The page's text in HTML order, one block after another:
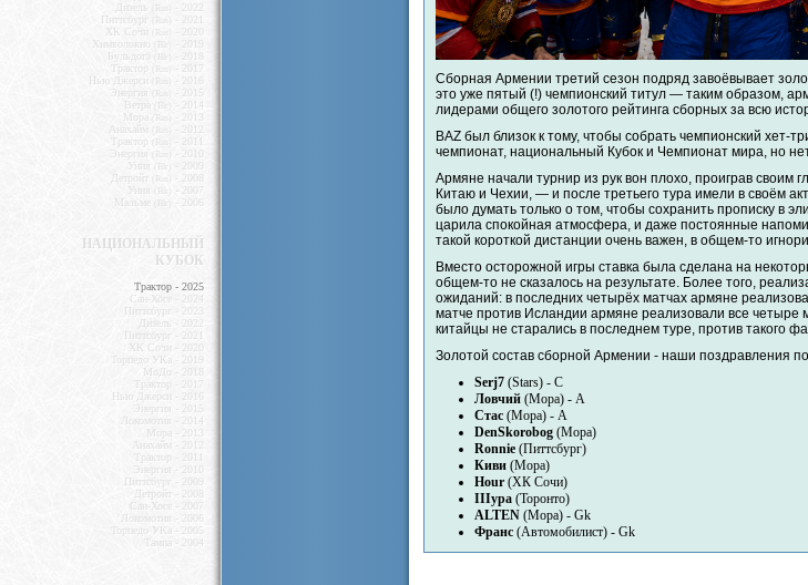
Дизель
(Rus)
- 2022
Питтсбург
(Rus)
- 2021
ХК Сочи
(Rus)
- 2020
Химволокно
(Blr)
- 2019
Бульдогз
- 2018
Трактор
(Rus)
- 2017
Нью Джерси
(Rus)
- 2016
Энергия
- 2015
Ветра
(Blr)
- 2014
Мора
(Rus)
- 2013
Анахайм
(Rus)
- 2012
Трактор
(Rus)
- 2011
Энергия
(Rus)
- 2010
Уния
(Blr)
- 2009
Детройт
- 2008
Уния
(Blr)
- 2007
Мальме
- 2006
НАЦИОНАЛЬНЫЙ
КУБОК
Трактор - 2025
Сан-Хосе - 2024
Питтсбург - 2023
Дизель - 2022
Питтсбург - 2021
ХК Сочи - 2020
Торпедо УКа - 2019
МоДо - 2018
Трактор - 2017
Нью Джерси - 2016
Энергия - 2015
Локомотив - 2014
Мора - 2013
Анахайм - 2012
Трактор - 2011
Энергия - 2010
Питтсбург - 2009
Детройт - 2008
Сан-Хосе - 2007
Локомотив - 2006
Торпедо УКа - 2005
Тампа - 2004
Cборная Армении третий сезон подряд завоёвывает
это уже пятый (!) чемпионский титул — таким образом,
лидерами общего золотого рейтинга сборных за всю
BAZ был близок к тому, чтобы собрать чемпионский хет-
чемпионат, национальный Кубок и Чемпионат мира, но
Армяне начали турнир из рук вон плохо, проиграв своим
Китаю и Чехии, — и после третьего тура имели в своём
было думать только о том, чтобы сохранить прописку в
царила спокойная атмосфера, и даже постоянные
такой короткой дистанции очень важен, в общем-то
Вместо осторожной игры ставка была сделана на
общем-то не сказалось на результате. Более того,
ожиданий: в последних четырёх матчах армяне
матче против Исландии армяне реализовали все четыре
китайцы не старались в последнем туре, против такого
Золотой состав сборной Армении - наши поздравления
Serj7 (Stars) - C
Ловчий (Мора) - A
Стас (Мора) - A
DenSkorobog (Мора)
Ronnie (Питтсбург)
Киви (Мора)
Hour (ХК Сочи)
IIIypa (Торонто)
ALTEN (Мора) - Gk
Франс (Автомобилист) - Gk